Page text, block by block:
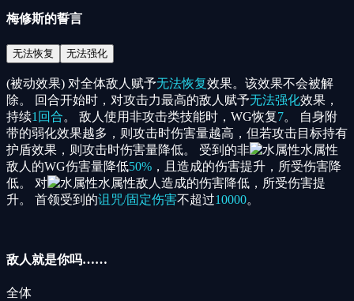
梅修斯的誓言
无法恢复 无法强化
(被动效果) 对全体敌人赋予无法恢复效果。该效果不会被解
除。 回合开始时，对攻击力最高的敌人赋予无法强化效果，
持续1回合。 敌人使用非攻击类技能时，WG恢复7。 自身附
带的弱化效果越多，则攻击时伤害量越高，但若攻击目标持有
护盾效果，则攻击时伤害量降低。 受到的非
水属性
敌人的WG伤害量降低50% ，且造成的伤害提升，所受伤害降
低。 对
水属性敌人造成的伤害降低，所受伤害提
升。 首领受到的诅咒/固定伤害不超过10000。
敌人就是你吗……
全体